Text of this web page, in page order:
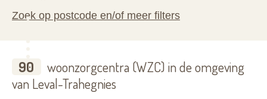
Zoek op postcode en/of meer filters
90
woonzorgcentra (WZC) in de omgeving
van Leval-Trahegnies